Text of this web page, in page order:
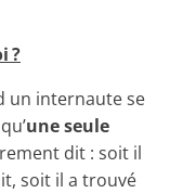
?
un internaute se
une seule
dit : soit il
soit il a trouvé